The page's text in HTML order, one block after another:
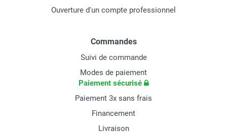
Ouverture d'un compte professionnel
Commandes
Suivi de commande
Modes de paiement
Paiement sécurisé
Paiement 3x sans frais
Financement
Livraison